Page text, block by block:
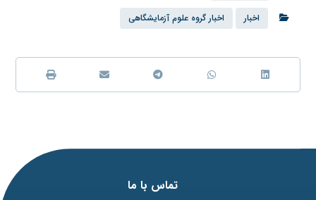
اخبار اخبار گروه علوم آزمایشگاهی
تماس با ما